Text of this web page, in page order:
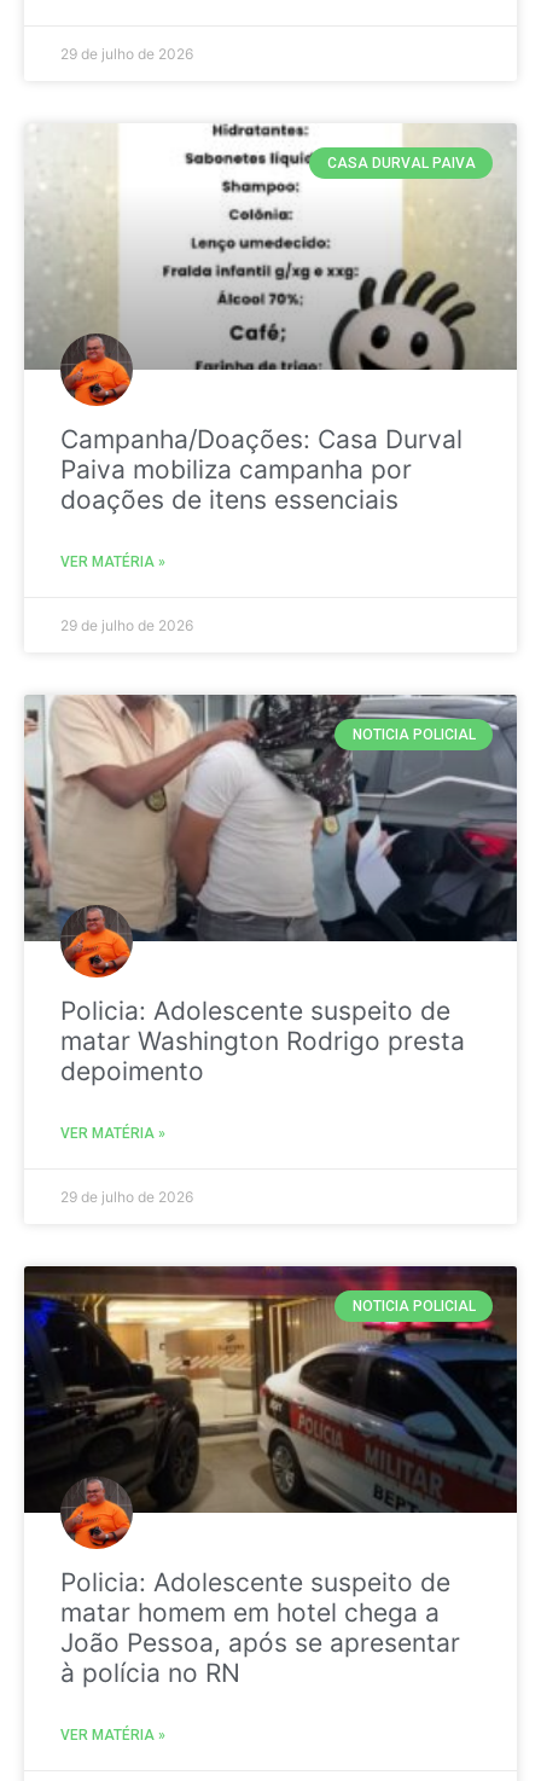
29 de julho de 2026
CASA DURVAL PAIVA
Campanha/Doações: Casa Durval
Paiva mobiliza campanha por
doações de itens essenciais
VER MATÉRIA »
29 de julho de 2026
NOTICIA POLICIAL
Policia: Adolescente suspeito de
matar Washington Rodrigo presta
depoimento
VER MATÉRIA »
29 de julho de 2026
NOTICIA POLICIAL
Policia: Adolescente suspeito de
matar homem em hotel chega a
João Pessoa, após se apresentar
à polícia no RN
VER MATÉRIA »